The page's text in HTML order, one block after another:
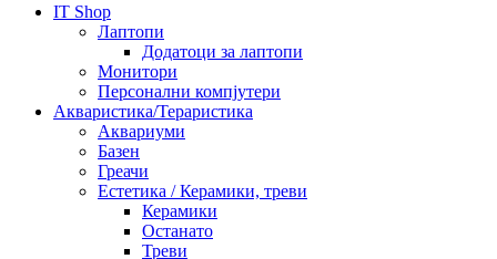
IT Shop
Лаптопи
Додатоци за лаптопи
Монитори
Персонални компјутери
Акваристика/Тераристика
Аквариуми
Базен
Греачи
Естетика / Керамики, треви
Керамики
Останато
Треви